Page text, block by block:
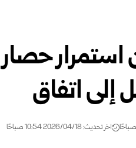
حصار
إلى اتفاق
اخر تحديث: 2026/04/18 10:54 صباحًا